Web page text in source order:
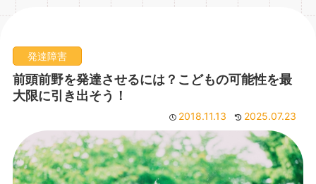
発達障害
前頭前野を発達させるには？こどもの可能性を最
大限に引き出そう！
2018.11.13 2025.07.23